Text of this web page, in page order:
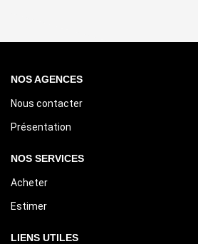
NOS AGENCES
Nous contacter
Présentation
NOS SERVICES
Acheter
Estimer
LIENS UTILES